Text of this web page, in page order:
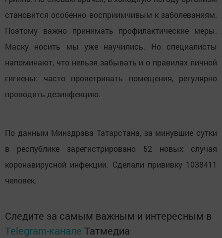
становится особенно восприимчивым к заболеваниям.
Поэтому важно принимать профилактические меры.
Маску носить мы уже научились. Но специалисты
напоминают, что нельзя забывать и о правилах личной
гигиены: часто проветривать помещения, регулярно
проводить дезинфекцию.
По данным Минздрава Татарстана, за минувшие сутки
в республике зарегистрировано 52 новых случая
коронавирусной инфекции. Сделали прививку 1038411
человек.
Следите за самым важным и интересным в
Telegram-канале Татмедиа